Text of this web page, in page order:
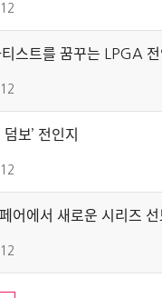
꿈꾸는 LPGA
전인지
새로운 시리즈